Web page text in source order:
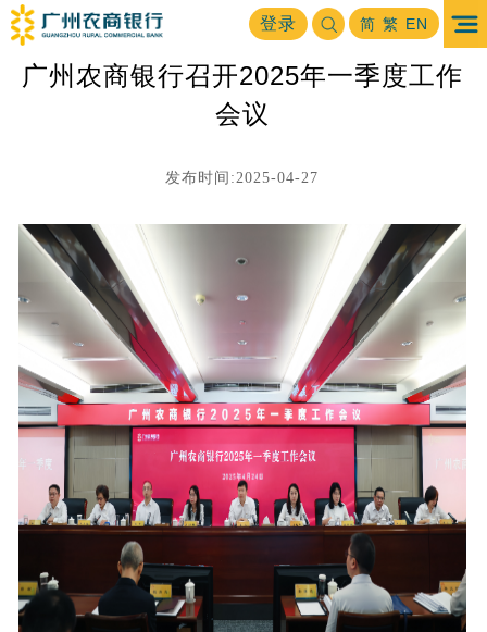
登录 简 繁 EN
首页 > 关于我行>动态消息
广州农商银行召开2025年一季度工作
会议
发布时间:2025-04-27